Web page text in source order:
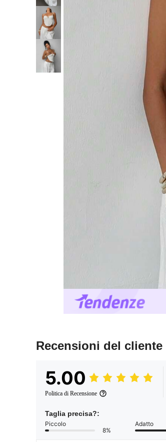
Recensioni del cliente
5.00
Politica di Recensione
Taglia precisa?:
Piccolo
8%
Adatto